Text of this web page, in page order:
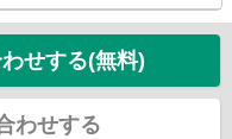
せする(無料)
わせする